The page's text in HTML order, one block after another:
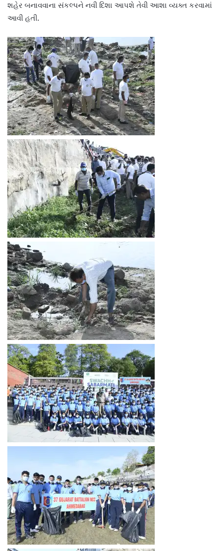
શહેર બનાવવાના સંકલ્પને નવી દિશા આપશે તેવી આશા વ્યક્ત કરવામાં
આવી હતી.